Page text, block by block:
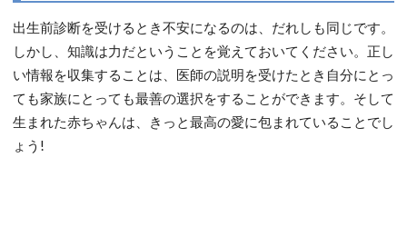
出生前診断を受けるとき不安になるのは、だれしも同じです。
しかし、知識は力だということを覚えておいてください。正し
い情報を収集することは、医師の説明を受けたとき自分にとっ
ても家族にとっても最善の選択をすることができます。そして
生まれた赤ちゃんは、きっと最高の愛に包まれていることでし
ょう!